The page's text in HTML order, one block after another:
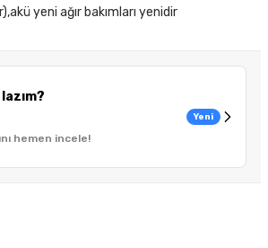
hemen incele!
Yeni
yeni ağır bakımları yenidir